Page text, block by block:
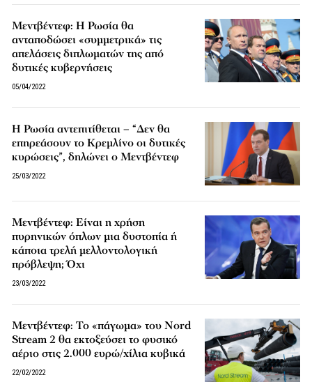
Μεντβέντεφ: Η Ρωσία θα
ανταποδώσει «συμμετρικά» τις
απελάσεις διπλωματών της από
δυτικές κυβερνήσεις
05/04/2022
Η Ρωσία αντεπιτίθεται – “Δεν θα
επηρεάσουν το Κρεμλίνο οι δυτικές
κυρώσεις”, δηλώνει ο Μεντβέντεφ
25/03/2022
Μεντβέντεφ: Είναι η χρήση
πυρηνικών όπλων μια δυστοπία ή
κάποια τρελή μελλοντολογική
πρόβλεψη; Όχι
23/03/2022
Μεντβέντεφ: Το «πάγωμα» του Nord
Stream 2 θα εκτοξεύσει το φυσικό
αέριο στις 2.000 ευρώ/χίλια κυβικά
22/02/2022